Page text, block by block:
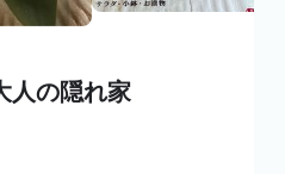
人の隠れ家